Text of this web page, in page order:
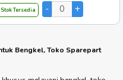
RODA OSK 428 X 112